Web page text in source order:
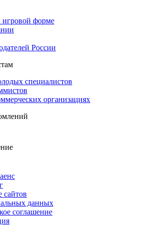
форме
России
специалистов
организациях
сайтов
данных
соглашение